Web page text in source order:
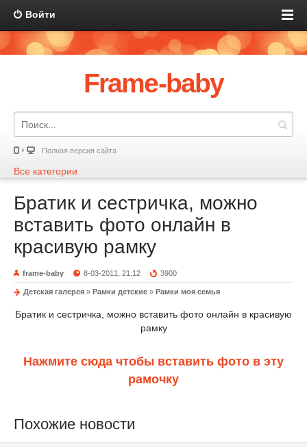
Войти
Frame-baby
Полная версия сайта
Все категории
Братик и сестричка, можно
вставить фото онлайн в
красивую рамку
frame-baby 8-03-2011, 21:12 3900
Детская галерея » Рамки детские » Рамки моя семья
Братик и сестричка, можно вставить фото онлайн в красивую
рамку
Нажмите сюда чтобы вставить фото в эту
рамочку
Похожие новости